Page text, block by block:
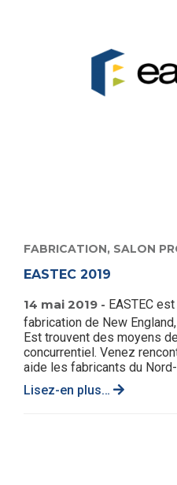
FABRICATION, SALON
EASTEC 2019
14 mai 2019 - EASTEC
fabrication de New
Est trouvent des moyens
concurrentiel. Venez
aide les fabricants du Nord-
Lisez-en plus…